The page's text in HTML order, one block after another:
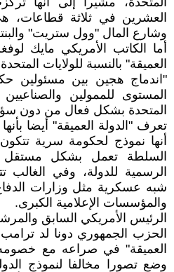
العشرين في ثلاثة قطاعات،
وشارع المال "وول ستريت"
أما الكاتب الأمريكي مايك
"اندماج هجين بين مسئولين
المستوى للممولين والصناعيين
المتحدة بشكل فعال من دون
تعرف "الدولة العميقة" أيضا
أنها نموذج لحكومة سرية
السلطة تعمل بشكل مستقل
الرسمية للدولة، وفي
شبه عسكرية مثل وزارات
والمؤسسات الإعلامية الكبرى.
الرئيس الأمريكي السابق
الحزب الجمهوري دونا لد
العميقة" في صراعه مع
وضع تصورا مخالفا لنموذج